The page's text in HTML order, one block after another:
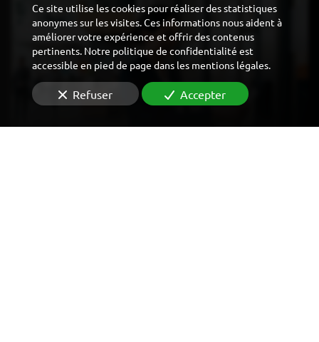
Ce site utilise les cookies pour réaliser des statistiques
anonymes sur les visites. Ces informations nous aident à
améliorer votre expérience et offrir des contenus
pertinents. Notre politique de confidentialité est
accessible en pied de page dans les mentions légales.
Refuser Accepter